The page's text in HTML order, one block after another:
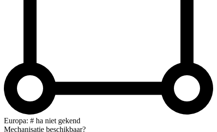
Europa: # ha niet gekend
Mechanisatie beschikbaar?